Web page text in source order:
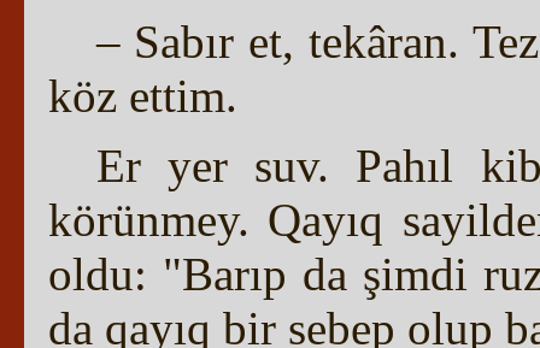
– Sabır et, tekâran.
köz ettim.
Er yer suv. Pahıl
körünmey. Qayıq
oldu: "Barıp da şimdi
da qayıq bir sebep olup